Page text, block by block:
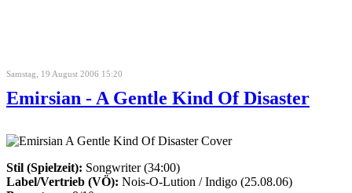
Samstag, 19 August 2006 15:20
Emirsian - A Gentle Kind Of Disaster
Stil (Spielzeit): Songwriter (34:00)
Label/Vertrieb (VÖ): Nois-O-Lution / Indigo (25.08.06)